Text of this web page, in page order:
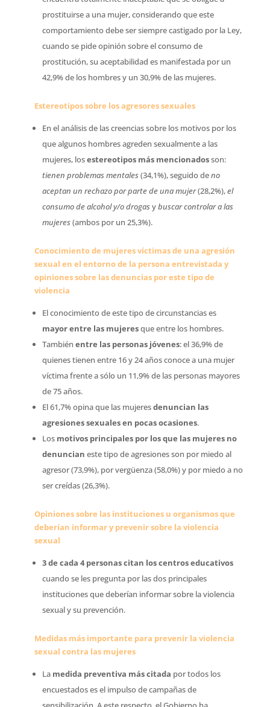
prostituirse a una mujer, considerando que este
comportamiento debe ser siempre castigado por la Ley,
cuando se pide opinión sobre el consumo de
prostitución, su aceptabilidad es manifestada por un
42,9% de los hombres y un 30,9% de las mujeres.
Estereotipos sobre los agresores sexuales
En el análisis de las creencias sobre los motivos por los
que algunos hombres agreden sexualmente a las
mujeres, losestereotipos más mencionadosson:
tienen problemas mentales(34,1%), seguido deno
aceptan un rechazo por parte de una mujer(28,2%),el
consumo de alcohol y/o drogas ybuscar controlar a las
mujeres(ambos por un 25,3%).
Conocimiento de mujeres víctimas de una agresión
sexual en el entorno de la persona entrevistada y
opiniones sobre las denuncias por este tipo de
violencia
El conocimiento de este tipo de circunstancias es
mayor entre las mujeresque entre los hombres.
También entre las personas jóvenes: el 36,9% de
quienes tienen entre 16 y 24 años conoce a una mujer
víctima frente a sólo un 11,9% de las personas mayores
de 75 años.
El 61,7% opina que las mujeresdenuncian las
agresiones sexuales en pocas ocasiones.
Los motivos principales por los que las mujeres no
denuncian este tipo de agresiones son por miedo al
agresor (73,9%), por vergüenza (58,0%) y por miedo a no
ser creídas (26,3%).
Opiniones sobre las instituciones u organismos que
deberían informar y prevenir sobre la violencia
sexual
3 de cada 4 personas citan los centros educativos
cuando se les pregunta por las dos principales
instituciones que deberían informar sobre la violencia
sexual y su prevención.
Medidas más importante para prevenir la violencia
sexual contra las mujeres
La medida preventiva más citada por todos los
encuestados es el impulso de campañas de